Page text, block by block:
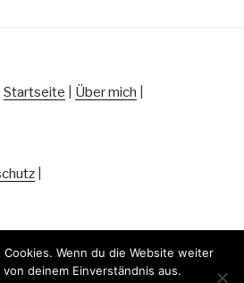
Startseite Über mich
Wenn du die Website weiter
deinem Einverständnis aus.